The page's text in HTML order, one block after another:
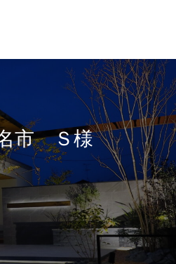
市 Ｓ様